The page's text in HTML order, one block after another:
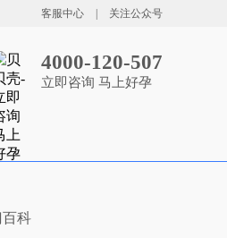
客服中心 | 关注公众号
4000-120-507
立即咨询 马上好孕